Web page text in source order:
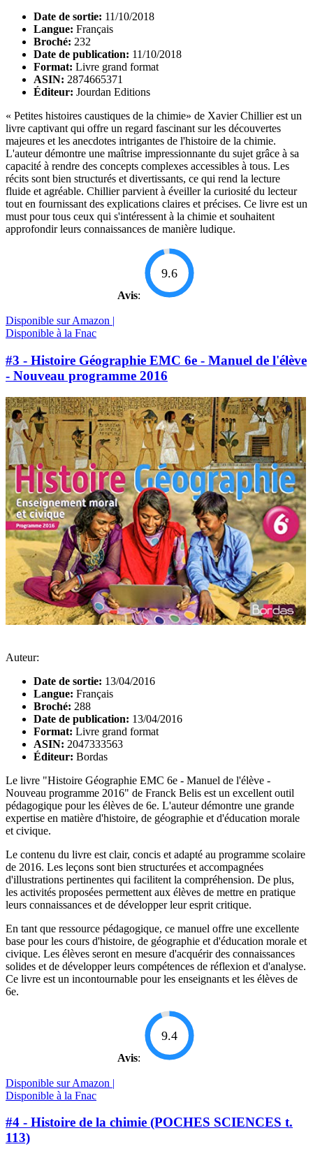
Date de sortie: 11/10/2018
Langue: Français
Broché: 232
Date de publication: 11/10/2018
Format: Livre grand format
ASIN: 2874665371
Éditeur: Jourdan Editions
« Petites histoires caustiques de la chimie» de Xavier Chillier est un
livre captivant qui offre un regard fascinant sur les découvertes
majeures et les anecdotes intrigantes de l'histoire de la chimie.
L'auteur démontre une maîtrise impressionnante du sujet grâce à sa
capacité à rendre des concepts complexes accessibles à tous. Les
récits sont bien structurés et divertissants, ce qui rend la lecture
fluide et agréable. Chillier parvient à éveiller la curiosité du lecteur
tout en fournissant des explications claires et précises. Ce livre est un
must pour tous ceux qui s'intéressent à la chimie et souhaitent
approfondir leurs connaissances de manière ludique.
Avis:
9.6
Disponible sur Amazon |
Disponible à la Fnac
#3 - Histoire Géographie EMC 6e - Manuel de l'élève
- Nouveau programme 2016
Auteur:
Date de sortie: 13/04/2016
Langue: Français
Broché: 288
Date de publication: 13/04/2016
Format: Livre grand format
ASIN: 2047333563
Éditeur: Bordas
Le livre "Histoire Géographie EMC 6e - Manuel de l'élève -
Nouveau programme 2016" de Franck Belis est un excellent outil
pédagogique pour les élèves de 6e. L'auteur démontre une grande
expertise en matière d'histoire, de géographie et d'éducation morale
et civique.
Le contenu du livre est clair, concis et adapté au programme scolaire
de 2016. Les leçons sont bien structurées et accompagnées
d'illustrations pertinentes qui facilitent la compréhension. De plus,
les activités proposées permettent aux élèves de mettre en pratique
leurs connaissances et de développer leur esprit critique.
En tant que ressource pédagogique, ce manuel offre une excellente
base pour les cours d'histoire, de géographie et d'éducation morale et
civique. Les élèves seront en mesure d'acquérir des connaissances
solides et de développer leurs compétences de réflexion et d'analyse.
Ce livre est un incontournable pour les enseignants et les élèves de
6e.
Avis:
9.4
Disponible sur Amazon |
Disponible à la Fnac
#4 - Histoire de la chimie (POCHES SCIENCES t.
113)